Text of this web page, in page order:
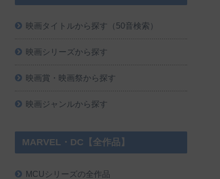
映画タイトルから探す（50音検索）
映画シリーズから探す
映画賞・映画祭から探す
映画ジャンルから探す
MARVEL・DC【全作品】
MCUシリーズの全作品